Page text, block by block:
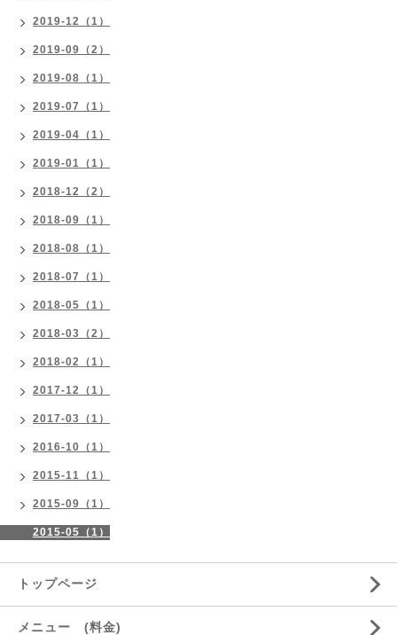
2019-12（1）
2019-09（2）
2019-08（1）
2019-07（1）
2019-04（1）
2019-01（1）
2018-12（2）
2018-09（1）
2018-08（1）
2018-07（1）
2018-05（1）
2018-03（2）
2018-02（1）
2017-12（1）
2017-03（1）
2016-10（1）
2015-11（1）
2015-09（1）
2015-05（1）
トップページ
メニュー (料金)